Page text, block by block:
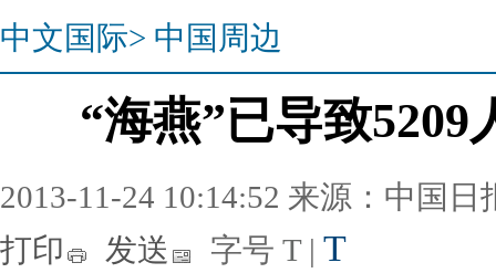
中文国际> 中国周边
“海燕”已导致
2013-11-24 10:14:52 来源：中国日
打印
发送 字号 T | T